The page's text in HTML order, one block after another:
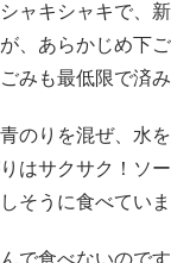
ャキシャキで、
、あらかじめ下
みも最低限で済み
のりを混ぜ、水
はサクサク！ソ
そうに食べていま
で食べないので